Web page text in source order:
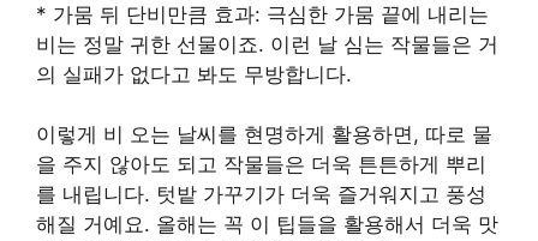
* 가뭄 뒤 단비만큼 효과: 극심한 가뭄 끝에 내리는
비는 정말 귀한 선물이죠. 이런 날 심는 작물들은 거
의 실패가 없다고 봐도 무방합니다.
이렇게 비 오는 날씨를 현명하게 활용하면, 따로 물
을 주지 않아도 되고 작물들은 더욱 튼튼하게 뿌리
를 내립니다. 텃밭 가꾸기가 더욱 즐거워지고 풍성
해질 거예요. 올해는 꼭 이 팁들을 활용해서 더욱 맛